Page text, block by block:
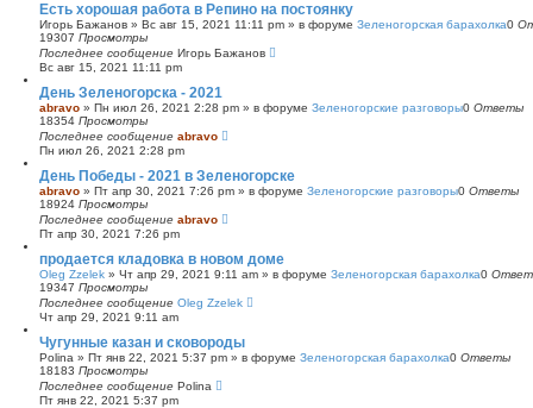
Есть хорошая работа в Репино на постоянку
Игорь Бажанов » Вс авг 15, 2021 11:11 pm » в форуме Зеленогорская барахолка0
19307 Просмотры
Последнее сообщение Игорь Бажанов
Вс авг 15, 2021 11:11 pm
День Зеленогорска - 2021
abravo » Пн июл 26, 2021 2:28 pm » в форуме Зеленогорские разговоры0 Ответы
18354 Просмотры
Последнее сообщение abravo
Пн июл 26, 2021 2:28 pm
День Победы - 2021 в Зеленогорске
abravo » Пт апр 30, 2021 7:26 pm » в форуме Зеленогорские разговоры0 Ответы
18924 Просмотры
Последнее сообщение abravo
Пт апр 30, 2021 7:26 pm
продается кладовка в новом доме
Oleg Zzelek » Чт апр 29, 2021 9:11 am » в форуме Зеленогорская барахолка0
19347 Просмотры
Последнее сообщение Oleg Zzelek
Чт апр 29, 2021 9:11 am
Чугунные казан и сковороды
Polina » Пт янв 22, 2021 5:37 pm » в форуме Зеленогорская барахолка0 Ответы
18183 Просмотры
Последнее сообщение Polina
Пт янв 22, 2021 5:37 pm